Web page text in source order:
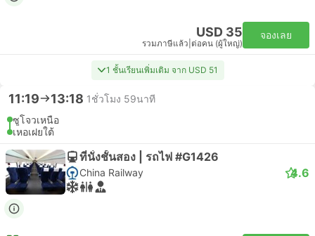
USD 35
รวมภาษีแล้ว ต่อคน (ผู้ใหญ่)
จองเลย
1 ชั้นเรียนเพิ่มเติม จาก USD 51
11:19 13:18 1ชั่วโมง 59นาที
ซูโจวเหนือ
เหอเฝยใต้
ที่นั่งชั้นสอง | รถไฟ #G1426
China Railway 4.6